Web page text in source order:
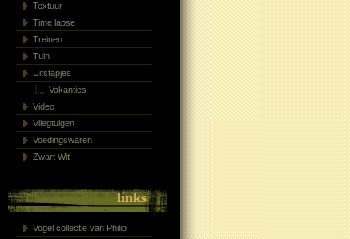
Textuur
Time lapse
Treinen
Tuin
Uitstapjes
Vakanties
Video
Vliegtuigen
Voedingswaren
Zwart Wit
links
Vogel collectie van Philip